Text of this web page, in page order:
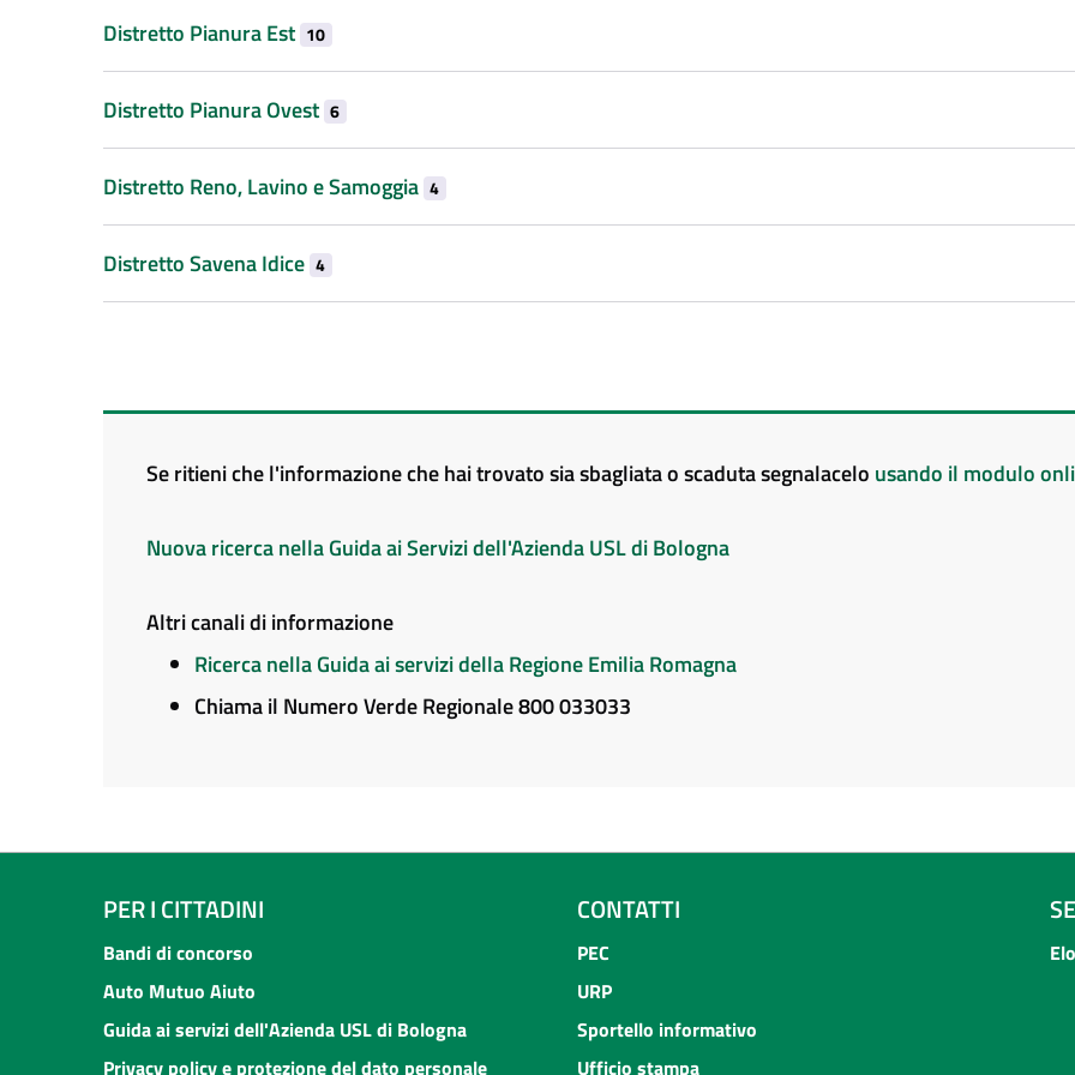
Distretto Pianura Est 10
Distretto Pianura Ovest 6
Distretto Reno, Lavino e Samoggia 4
Distretto Savena Idice 4
Se ritieni che l'informazione che hai trovato sia sbagliata o scaduta segnalacelo usando il modulo
Nuova ricerca nella Guida ai Servizi dell'Azienda USL di Bologna
Altri canali di informazione
Ricerca nella Guida ai servizi della Regione Emilia Romagna
Chiama il Numero Verde Regionale 800 033033
PER I CITTADINI
Bandi di concorso
Auto Mutuo Aiuto
Guida ai servizi dell'Azienda USL di Bologna
Privacy policy e protezione del dato personale
CONTATTI
PEC
URP
Sportello informativo
Ufficio stampa